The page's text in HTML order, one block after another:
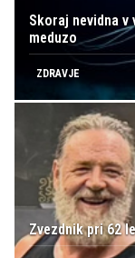
Skoraj nevidna
meduzo
ZDRAVJE
Zvezdnik pri 62